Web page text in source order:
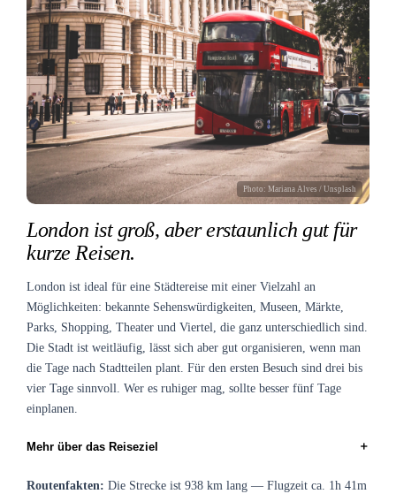
Photo: Mariana Alves / Unsplash
London ist groß, aber erstaunlich gut für
kurze Reisen.
London ist ideal für eine Städtereise mit einer Vielzahl an
Möglichkeiten: bekannte Sehenswürdigkeiten, Museen, Märkte,
Parks, Shopping, Theater und Viertel, die ganz unterschiedlich sind.
Die Stadt ist weitläufig, lässt sich aber gut organisieren, wenn man
die Tage nach Stadtteilen plant. Für den ersten Besuch sind drei bis
vier Tage sinnvoll. Wer es ruhiger mag, sollte besser fünf Tage
einplanen.
Mehr über das Reiseziel ＋
Routenfakten: Die Strecke ist 938 km lang — Flugzeit ca. 1h 41m